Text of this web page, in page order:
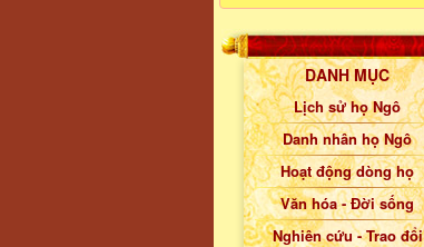
DANH MỤC
Lịch sử họ Ngô
Danh nhân họ Ngô
Hoạt động dòng họ
Văn hóa - Đời sống
Nghiên cứu - Trao đổi